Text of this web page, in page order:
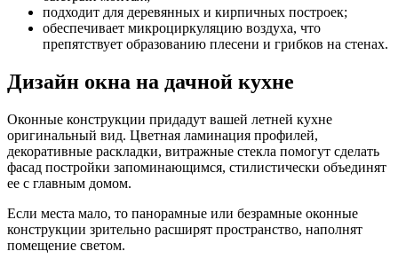
подходит для деревянных и кирпичных построек;
обеспечивает микроциркуляцию воздуха, что
препятствует образованию плесени и грибков на стенах.
Дизайн окна на дачной кухне
Оконные конструкции придадут вашей летней кухне
оригинальный вид. Цветная ламинация профилей,
декоративные раскладки, витражные стекла помогут сделать
фасад постройки запоминающимся, стилистически объединят
ее с главным домом.
Если места мало, то панорамные или безрамные оконные
конструкции зрительно расширят пространство, наполнят
помещение светом.